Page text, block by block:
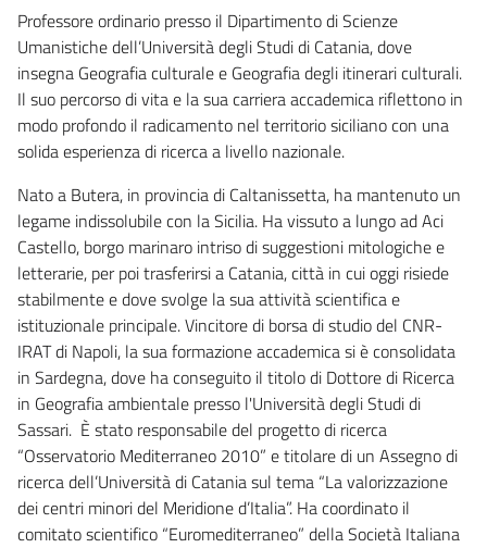
Professore ordinario presso il Dipartimento di Scienze
Umanistiche dell’Università degli Studi di Catania, dove
insegna Geografia culturale e Geografia degli itinerari culturali.
Il suo percorso di vita e la sua carriera accademica riflettono in
modo profondo il radicamento nel territorio siciliano con una
solida esperienza di ricerca a livello nazionale.
Nato a Butera, in provincia di Caltanissetta, ha mantenuto un
legame indissolubile con la Sicilia. Ha vissuto a lungo ad Aci
Castello, borgo marinaro intriso di suggestioni mitologiche e
letterarie, per poi trasferirsi a Catania, città in cui oggi risiede
stabilmente e dove svolge la sua attività scientifica e
istituzionale principale. Vincitore di borsa di studio del CNR-
IRAT di Napoli, la sua formazione accademica si è consolidata
in Sardegna, dove ha conseguito il titolo di Dottore di Ricerca
in Geografia ambientale presso l'Università degli Studi di
Sassari. È stato responsabile del progetto di ricerca
“Osservatorio Mediterraneo 2010” e titolare di un Assegno di
ricerca dell’Università di Catania sul tema “La valorizzazione
dei centri minori del Meridione d’Italia”. Ha coordinato il
comitato scientifico “Euromediterraneo” della Società Italiana